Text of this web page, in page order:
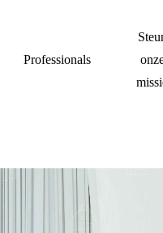
Professionals